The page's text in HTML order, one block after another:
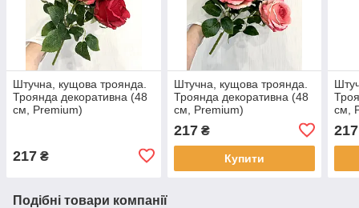
Штучна, кущова троянда.
Троянда декоративна (48
см, Premium)
217 ₴
Штучна, кущова троянда.
Троянда декоративна (48
см, Premium)
217₴
Купити
см,
217
Подібні товари компанії